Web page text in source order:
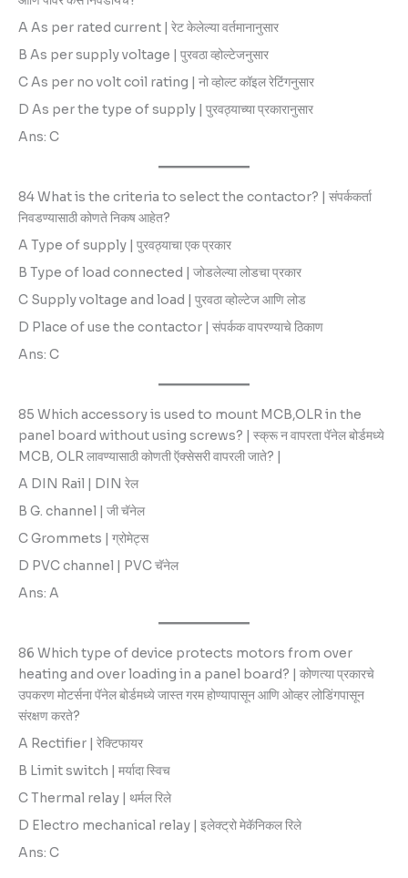
A As per rated current | रेट केलेल्या वर्तमानानुसार
B As per supply voltage | पुरवठा व्होल्टेजनुसार
C As per no volt coil rating | नो व्होल्ट कॉइल रेटिंगनुसार
D As per the type of supply | पुरवठ्याच्या प्रकारानुसार
Ans: C
84 What is the criteria to select the contactor? | संपर्ककर्ता
निवडण्यासाठी कोणते निकष आहेत?
A Type of supply | पुरवठ्याचा एक प्रकार
B Type of load connected | जोडलेल्या लोडचा प्रकार
C Supply voltage and load | पुरवठा व्होल्टेज आणि लोड
D Place of use the contactor | संपर्कक वापरण्याचे ठिकाण
Ans: C
85 Which accessory is used to mount MCB,OLR in the
panel board without using screws? | स्क्रू न वापरता पॅनेल बोर्डमध्ये
MCB, OLR लावण्यासाठी कोणती ऍक्सेसरी वापरली जाते? |
A DIN Rail | DIN रेल
B G. channel | जी चॅनेल
C Grommets | ग्रोमेट्स
D PVC channel | PVC चॅनेल
Ans: A
86 Which type of device protects motors from over
heating and over loading in a panel board? | कोणत्या प्रकारचे
उपकरण मोटर्सना पॅनेल बोर्डमध्ये जास्त गरम होण्यापासून आणि ओव्हर लोडिंगपासून
संरक्षण करते?
A Rectifier | रेक्टिफायर
B Limit switch | मर्यादा स्विच
C Thermal relay | थर्मल रिले
D Electro mechanical relay | इलेक्ट्रो मेकॅनिकल रिले
Ans: C